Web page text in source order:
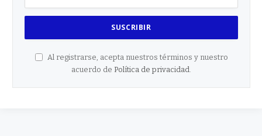
Al registrarse, acepta nuestros términos y nuestro
acuerdo de Política de privacidad